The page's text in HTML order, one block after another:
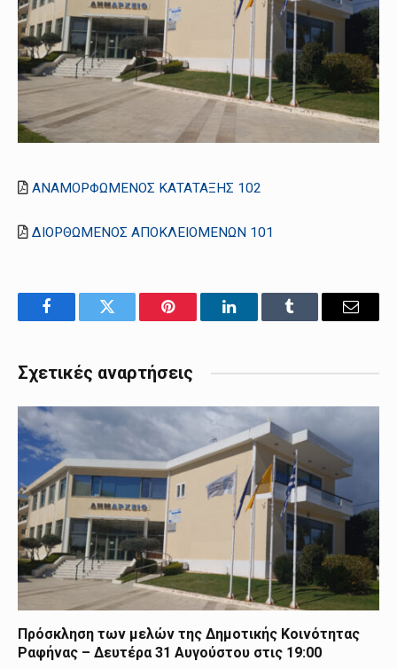
ΑΝΑΜΟΡΦΩΜΕΝΟΣ ΚΑΤΑΤΑΞΗΣ 102
ΔΙΟΡΘΩΜΕΝΟΣ ΑΠΟΚΛΕΙΟΜΕΝΩΝ 101
FacebookTwitter Pinterest LinkedInTumblr Email
Σχετικές αναρτήσεις
Πρόσκληση των μελών της Δημοτικής Κοινότητας
Ραφήνας – Δευτέρα 31 Αυγούστου στις 19:00